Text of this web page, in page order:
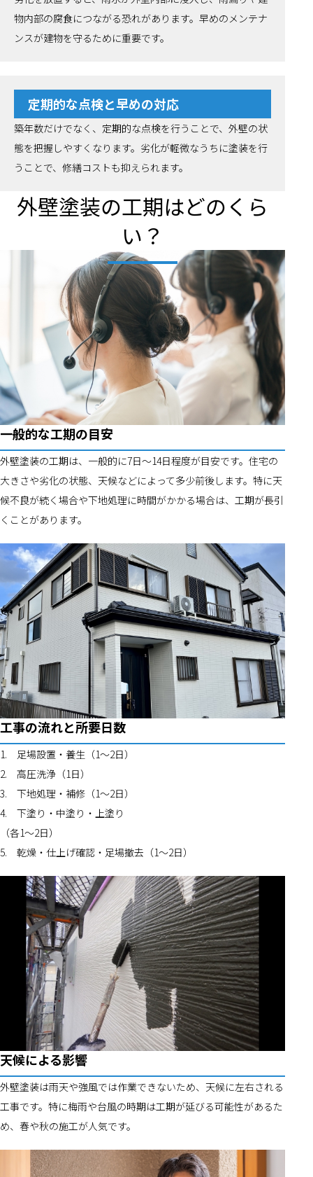
物内部の腐食につながる恐れがあります。早めのメンテナ
ンスが建物を守るために重要です。
定期的な点検と早めの対応
築年数だけでなく、定期的な点検を行うことで、外壁の状
態を把握しやすくなります。劣化が軽微なうちに塗装を行
うことで、修繕コストも抑えられます。
外壁塗装の工期はどのくら
い？
一般的な工期の目安
外壁塗装の工期は、一般的に7日〜14日程度が目安です。住宅の
大きさや劣化の状態、天候などによって多少前後します。特に天
候不良が続く場合や下地処理に時間がかかる場合は、工期が長引
くことがあります。
工事の流れと所要日数
1.	足場設置・養生（1〜2日）
2.	高圧洗浄（1日）
3.	下地処理・補修（1〜2日）
4.	下塗り・中塗り・上塗り
（各1〜2日）
5.	乾燥・仕上げ確認・足場撤去（1〜2日）
天候による影響
外壁塗装は雨天や強風では作業できないため、天候に左右される
工事です。特に梅雨や台風の時期は工期が延びる可能性があるた
め、春や秋の施工が人気です。